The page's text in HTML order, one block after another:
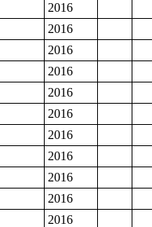
2016
2016
2016
2016
2016
2016
2016
2016
2016
2016
2016